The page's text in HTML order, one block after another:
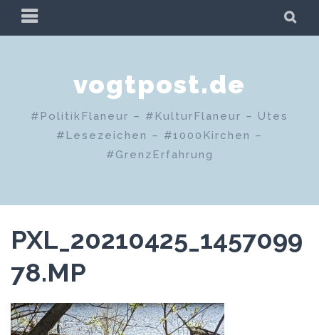
Zum
PRIMÄRES
MENÜ
vogtpost.de
#PolitikFlaneur – #KulturFlaneur – Utes
#Lesezeichen – #1000Kirchen –
#GrenzErfahrung
PXL_20210425_1457099
78.MP